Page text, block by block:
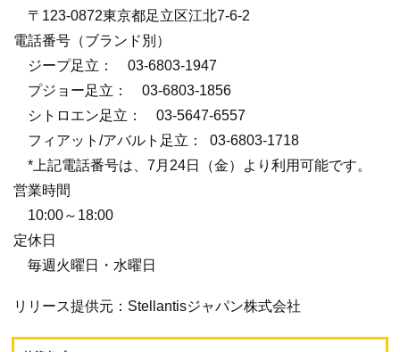
〒123-0872東京都足立区江北7-6-2
電話番号（ブランド別）
ジープ足立： 03-6803-1947
プジョー足立： 03-6803-1856
シトロエン足立： 03-5647-6557
フィアット/アバルト足立： 03-6803-1718
*上記電話番号は、7月24日（金）より利用可能です。
営業時間
10:00～18:00
定休日
毎週火曜日・水曜日
リリース提供元：Stellantisジャパン株式会社